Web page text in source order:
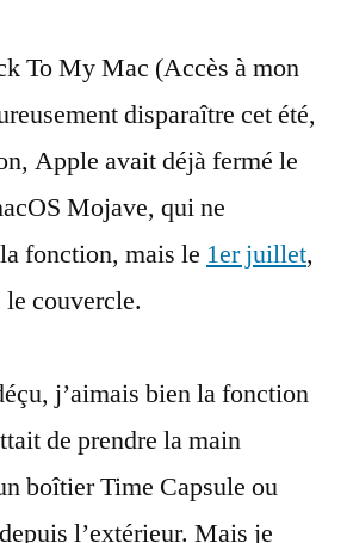
de
To
My
Mac
To My Mac (Accès à mon
disparaître cet été,
Apple avait déjà fermé le
Mojave, qui ne
fonction, mais le 1er juillet,
couvercle.
j’aimais bien la fonction
de prendre la main
boîtier Time Capsule ou
l’extérieur. Mais je